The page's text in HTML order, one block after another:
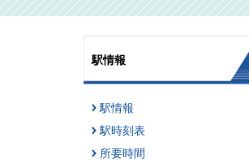
駅情報
駅情報
駅時刻表
所要時間